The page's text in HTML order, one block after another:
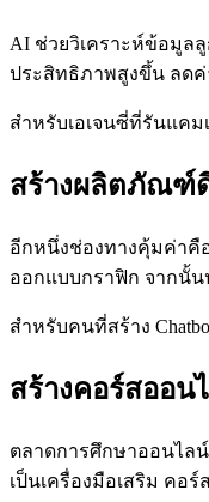
AI ช่วยวิเคราะห์ข้อมูล
ประสิทธิภาพสูงขึ้น ลดค่
สำหรับเอเจนซี่ที่รันแค
สร้างผลิตภัณฑ์
อีกหนึ่งช่องทางคุ้มค่าคือ
ออกแบบกราฟิก จากนั้น
สำหรับคนที่สร้าง
สร้างคอร์สออน
ตลาดการศึกษาออนไล
เป็นเครื่องมือเสริม คอ